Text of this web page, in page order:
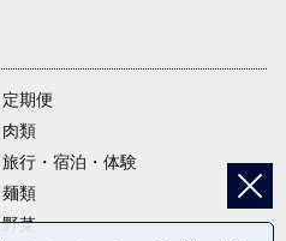
定期便
肉類
旅行・宿泊・体験
麺類
野菜